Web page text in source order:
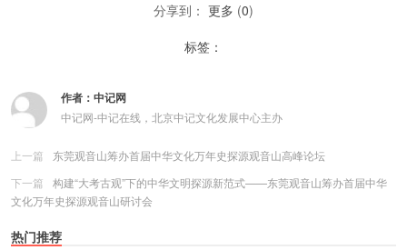
分享到： 更多 (0)
标签：
作者： 中记网
中记网-中记在线，北京中记文化发展中心主办
上一篇
东莞观音山筹办首届中华文化万年史探源观音山高峰论坛
下一篇
构建“大考古观”下的中华文明探源新范式——东莞观音山筹办首届中华
文化万年史探源观音山研讨会
热门推荐